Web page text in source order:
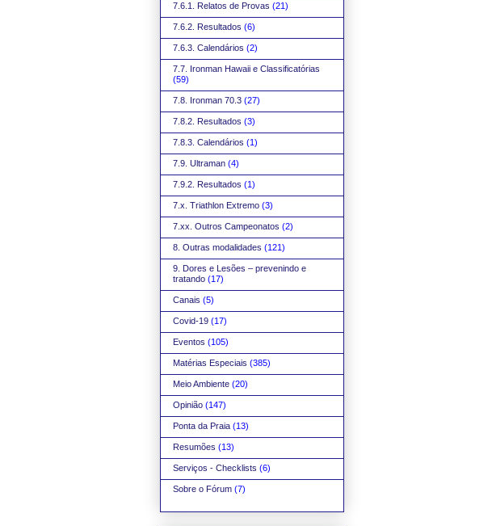
7.6.1. Relatos de Provas (21)
7.6.2. Resultados (6)
7.6.3. Calendários (2)
7.7. Ironman Hawaii e Classificatórias
(59)
7.8. Ironman 70.3 (27)
7.8.2. Resultados (3)
7.8.3. Calendários (1)
7.9. Ultraman (4)
7.9.2. Resultados (1)
7.x. Triathlon Extremo (3)
7.xx. Outros Campeonatos (2)
8. Outras modalidades (121)
9. Dores e Lesões – prevenindo e
tratando (17)
Canais (5)
Covid-19 (17)
Eventos (105)
Matérias Especiais (385)
Meio Ambiente (20)
Opinião (147)
Ponta da Praia (13)
Resumões (13)
Serviços - Checklists (6)
Sobre o Fórum (7)